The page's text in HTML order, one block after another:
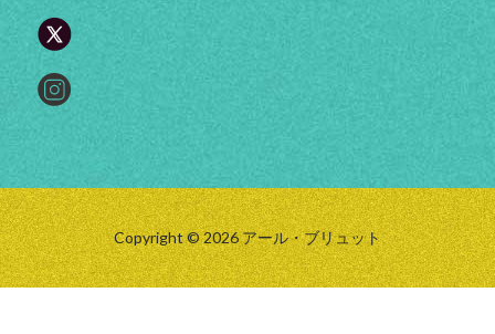
Copyright © 2026 アール・ブリュット